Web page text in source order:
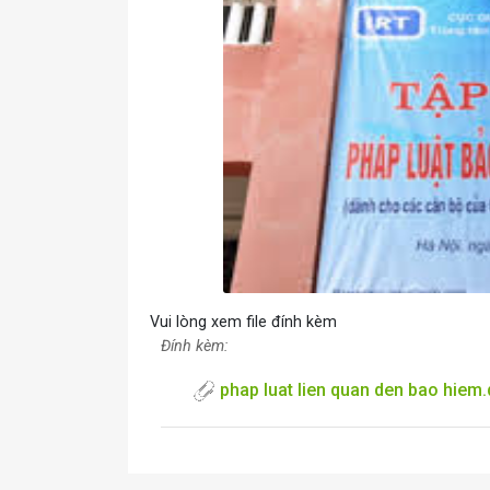
Vui lòng xem file đính kèm
Đính kèm:
phap luat lien quan den bao